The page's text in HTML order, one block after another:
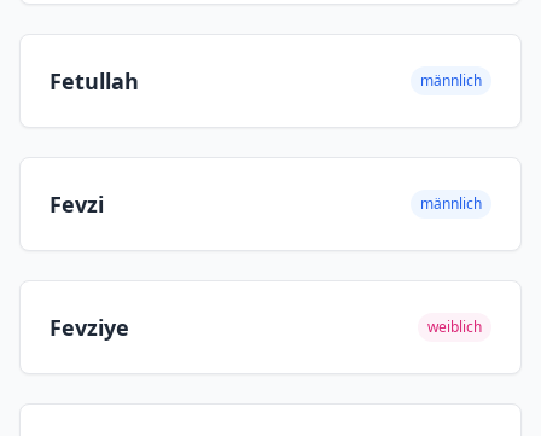
Fetullah männlich
Fevzi männlich
Fevziye weiblich